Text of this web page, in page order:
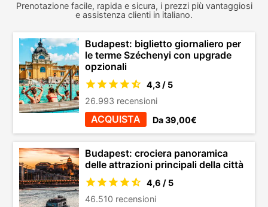
Prenotazione facile, rapida e sicura, i prezzi più vantaggiosi
e assistenza clienti in italiano.
Budapest: biglietto giornaliero per
le terme Széchenyi con upgrade
opzionali
4,3 / 5
26.993 recensioni
ACQUISTA Da 39,00€
Budapest: crociera panoramica
delle attrazioni principali della città
4,6 / 5
46.510 recensioni